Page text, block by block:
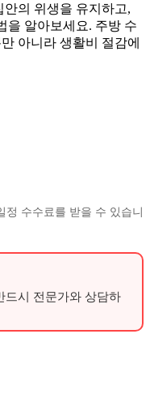
의 위생을 유지하고,
을 알아보세요. 주방 수
아니라 생활비 절감에
정 수수료를 받을 수 있습니
드시 전문가와 상담하